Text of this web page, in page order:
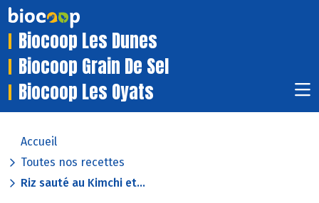
Biocoop Les Dunes
Biocoop Grain De Sel
Biocoop Les Oyats
Accueil
Toutes nos recettes
Riz sauté au Kimchi et...